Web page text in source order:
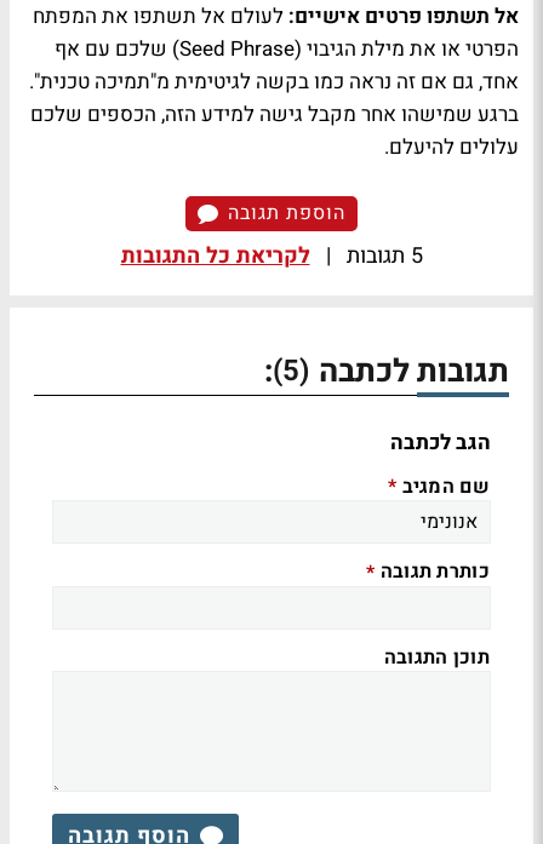
אל תשתפו פרטים אישיים: לעולם אל תשתפו את המפתח
הפרטי או את מילת הגיבוי (Seed Phrase) שלכם עם אף
אחד, גם אם זה נראה כמו בקשה לגיטימית מ"תמיכה טכנית".
ברגע שמישהו אחר מקבל גישה למידע הזה, הכספים שלכם
עלולים להיעלם.
הוספת תגובה
5 תגובות | לקריאת כל התגובות
תגובות לכתבה (5)
:
הגב לכתבה
שם המגיב *
כותרת תגובה *
תוכן התגובה
הוסף תגובה